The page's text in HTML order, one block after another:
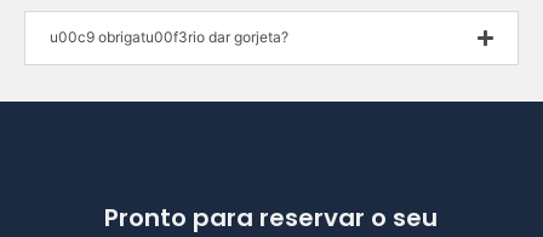
u00c9 obrigatu00f3rio dar gorjeta?
Pronto para reservar o seu